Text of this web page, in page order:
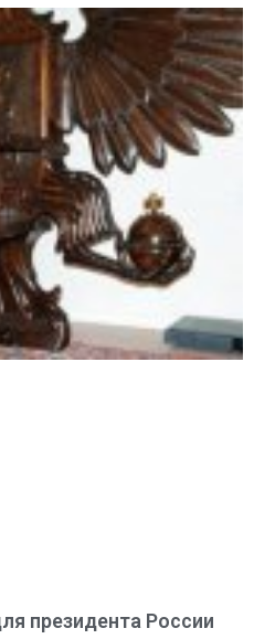
президента России